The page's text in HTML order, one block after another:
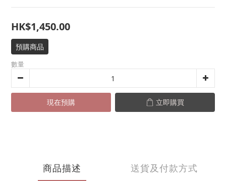
HK$1,450.00
預購商品
數量
現在預購 立即購買
商品描述 送貨及付款方式